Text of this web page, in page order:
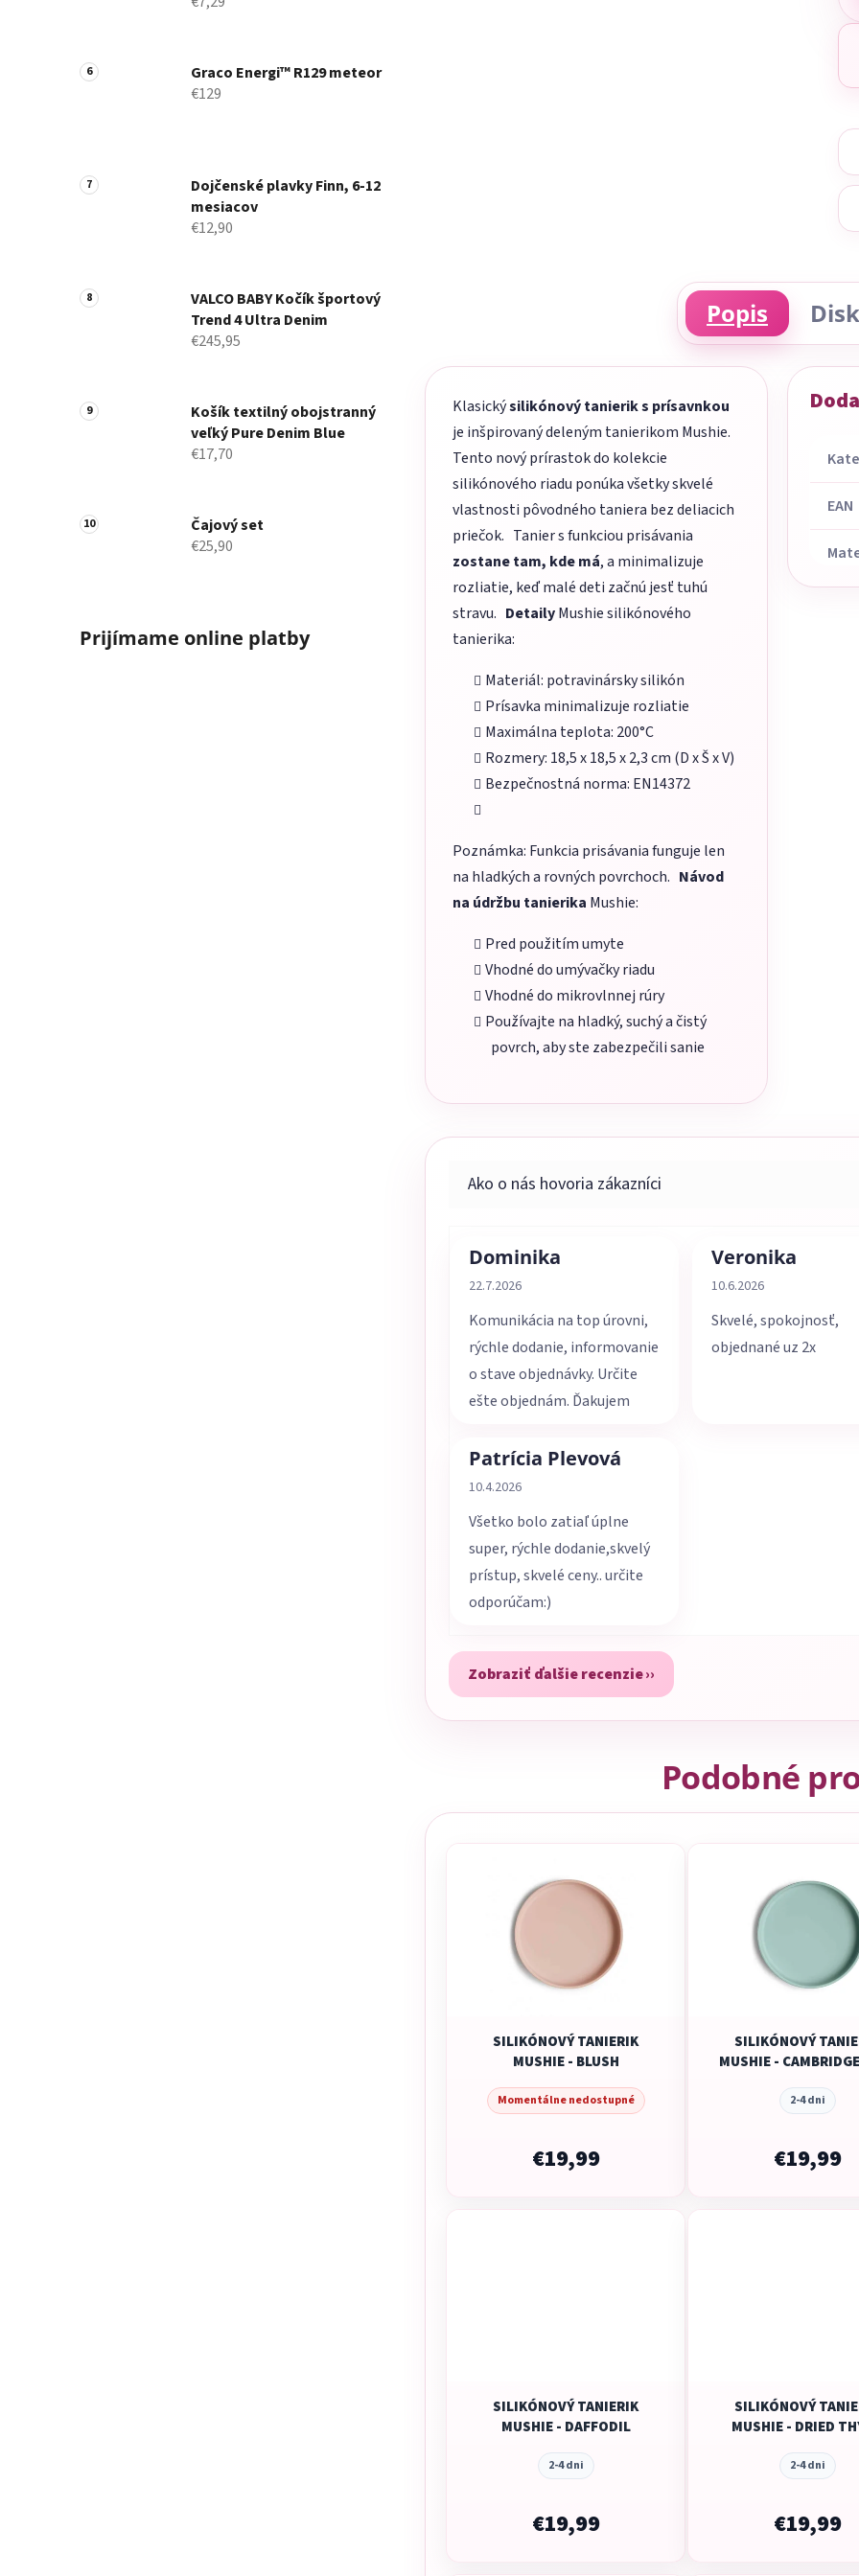
Graco Energi™ R129 meteor
€129
Dojčenské plavky Finn, 6-12
mesiacov
€12,90
VALCO BABY Kočík športový
Trend 4 Ultra Denim
€245,95
Košík textilný obojstranný
veľký Pure Denim Blue
€17,70
Čajový set
€25,90
Prijímame online platby
Popis
Klasickýsilikónový tanierik s prísavnkou
je inšpirovaný deleným tanierikom Mushie.
Tento nový prírastok do kolekcie
silikónového riadu ponúka všetky skvelé
vlastnosti pôvodného taniera bez deliacich
priečok. Tanier s funkciou prisávania
zostane tam, kde má, a minimalizuje
rozliatie, keď malé deti začnú jesť tuhú
stravu. DetailyMushie silikónového
tanierika:
Materiál: potravinársky silikón
Prísavka minimalizuje rozliatie
Maximálna teplota: 200°C
Rozmery: 18,5 x 18,5 x 2,3 cm (D x Š x V)
Bezpečnostná norma: EN14372
Poznámka: Funkcia prisávania funguje len
na hladkých a rovných povrchoch. Návod
na údržbu tanierika Mushie:
Pred použitím umyte
Vhodné do umývačky riadu
Vhodné do mikrovlnnej rúry
Používajte na hladký, suchý a čistý
povrch, aby ste zabezpečili sanie
EAN
Dominika
Hodnotenie obchodu je 5 z 5 hviezdičiek.
22.7.2026
Komunikácia na top úrovni,
rýchle dodanie, informovanie
o stave objednávky. Určite
ešte objednám. Ďakujem
Veronika
Hodnotenie obchodu
10.6.2026
Skvelé, spokojnosť,
objednané uz 2x
Patrícia Plevová
Hodnotenie obchodu je 5 z 5 hviezdičiek.
10.4.2026
Všetko bolo zatiaľ úplne
super, rýchle dodanie,skvelý
prístup, skvelé ceny.. určite
odporúčam:)
Zobraziť ďalšie recenzie
Podobné
SILIKÓNOVÝ TANIERIK
MUSHIE - BLUSH
Momentálne nedostupné
€19,99
SILIKÓNOVÝ
MUSHIE -
2-4 dni
€19,99
SILIKÓNOVÝ TANIERIK
MUSHIE - DAFFODIL
2-4 dni
€19,99
SILIKÓNOVÝ
MUSHIE - DRIED
2-4 dni
€19,99